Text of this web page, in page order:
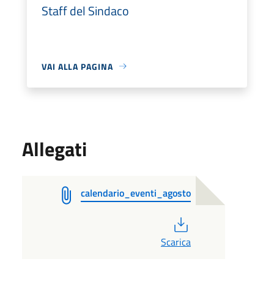
Staff del Sindaco
VAI ALLA PAGINA
Allegati
calendario_eventi_agosto
Scarica